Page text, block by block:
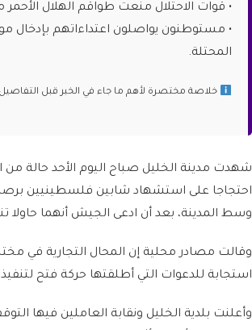
• قوات الاحتلال منعت طواقم الهلال
• مستوطنون يواصلون اعتداءاتهم بإدخال
المحتلة.
خلاصة مختصرة لأهم ما جاء في الخبر قبل التفاصيل
شهدت مدينة الخليل صباح اليوم الأحد حالة
احتجاجا على استشهاد شابين فلسطينيين
وسط المدينة، بعد أن ادعى الجيش أنهما حاولا
وقالت مصادر محلية إن المحال التجارية في
استجابة للدعوات التي أطلقتها حركة فتح
وأعلنت بلدية الخليل ونقابة العاملين فيها